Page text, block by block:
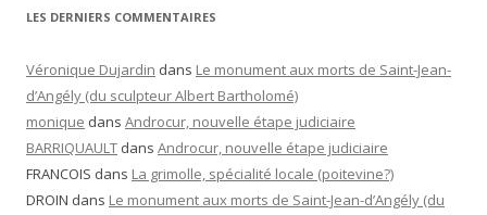
LES DERNIERS COMMENTAIRES
Véronique Dujardin dans Le monument aux morts de Saint-Jean-
d’Angély (du sculpteur Albert Bartholomé)
monique dans Androcur, nouvelle étape judiciaire
BARRIQUAULT dans Androcur, nouvelle étape judiciaire
FRANCOIS dans La grimolle, spécialité locale (poitevine?)
DROIN dans Le monument aux morts de Saint-Jean-d’Angély (du